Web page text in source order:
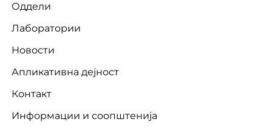
Оддели
Лаборатории
Новости
Апликативна дејност
Контакт
Информации и соопштенија